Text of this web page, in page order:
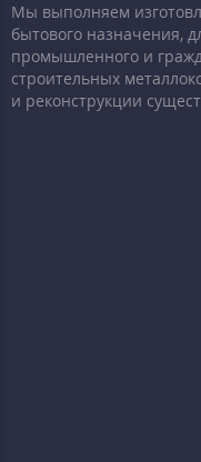
Мы выполняем
бытового назначения,
промышленного и
строительных
и реконструкции